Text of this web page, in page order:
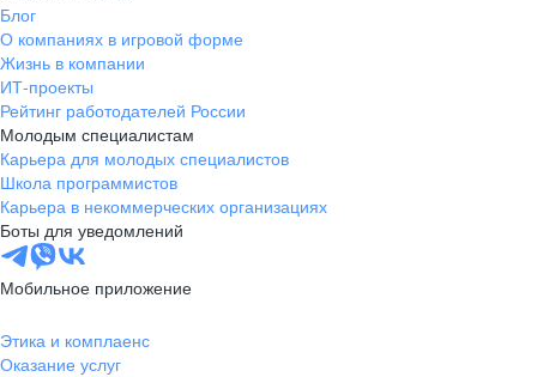
Блог
О компаниях в игровой форме
Жизнь в компании
ИТ-проекты
Рейтинг работодателей России
Молодым специалистам
Карьера для молодых специалистов
Школа программистов
Карьера в некоммерческих организациях
Боты для уведомлений
Мобильное приложение
Этика и комплаенс
Оказание услуг